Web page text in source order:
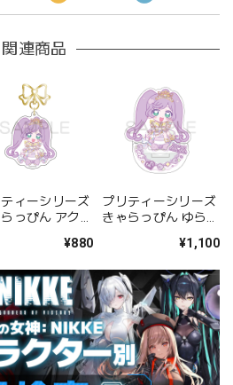
関連商品
ィーシリーズ
っぴん アクリ
¥880
プリティーシリーズ
きゃらっぴん ゆらゆ
¥1,100